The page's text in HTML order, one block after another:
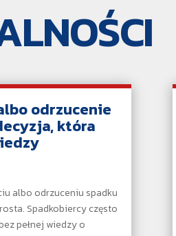
odrzucenie
która
albo odrzuceniu spadku
Spadkobiercy często
pełnej wiedzy o